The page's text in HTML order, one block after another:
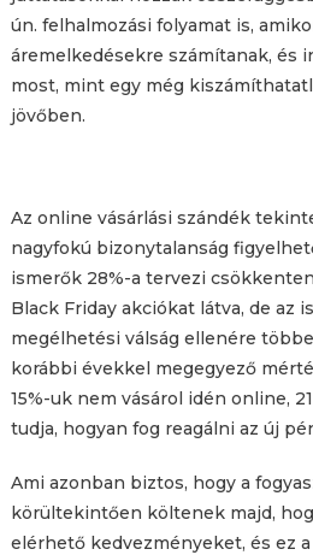
ún. felhalmozási folyamat is,
áremelkedésekre számítanak, és
most, mint egy még
jövőben.
Az online vásárlási szándék
nagyfokú bizonytalanság
ismerők 28%-a tervezi
Black Friday akciókat látva, de az
megélhetési válság ellenére
korábbi évekkel megegyező
15%-uk nem vásárol idén online,
tudja, hogyan fog reagálni az új
Ami azonban biztos, hogy a
körültekintően költenek majd,
elérhető kedvezményeket, és ez